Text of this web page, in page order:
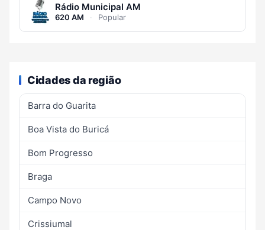
Rádio Municipal AM
620 AM · Popular
Cidades da região
Barra do Guarita
Boa Vista do Buricá
Bom Progresso
Braga
Campo Novo
Crissiumal